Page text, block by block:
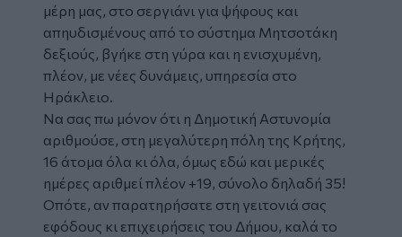
μέρη μας, στο σεργιάνι για ψήφους και
απηυδισμένους από το σύστημα Μητσοτάκη
δεξιούς, βγήκε στη γύρα και η ενισχυμένη,
πλέον, με νέες δυνάμεις, υπηρεσία στο
Ηράκλειο.
Να σας πω μόνον ότι η Δημοτική Αστυνομία
αριθμούσε, στη μεγαλύτερη πόλη της Κρήτης,
16 άτομα όλα κι όλα, όμως εδώ και μερικές
ημέρες αριθμεί πλέον +19, σύνολο δηλαδή 35!
Οπότε, αν παρατηρήσατε στη γειτονιά σας
εφόδους κι επιχειρήσεις του Δήμου, καλά το